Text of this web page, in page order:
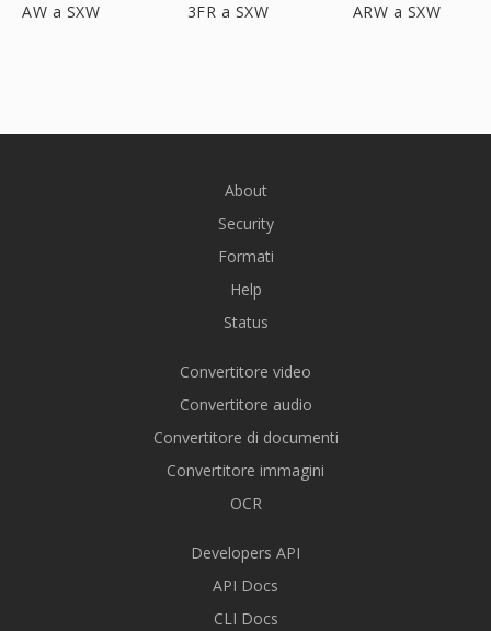
AW a SXW 3FR a SXW ARW a SXW
About
Security
Formati
Help
Status
Convertitore video
Convertitore audio
Convertitore di documenti
Convertitore immagini
OCR
Developers API
API Docs
CLI Docs